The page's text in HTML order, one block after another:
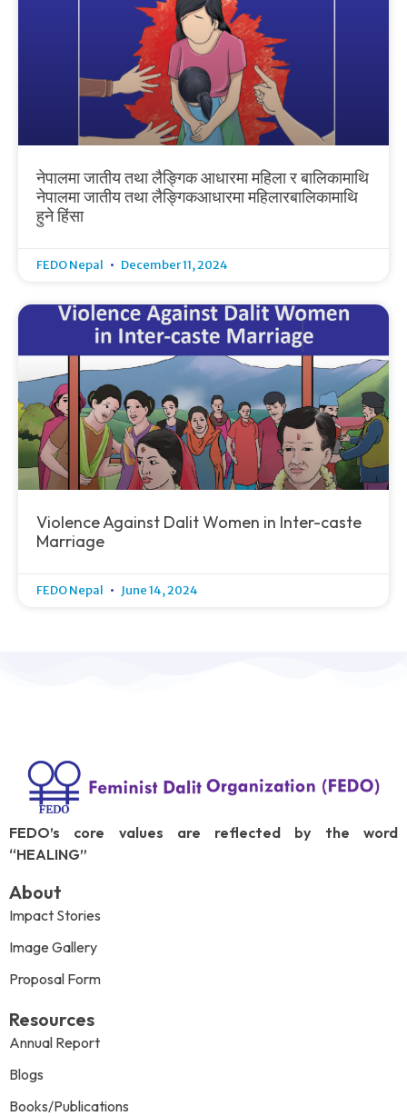
नेपालमा जातीय तथा लैङ्गिक आधारमा महिला र बालिकामाथि
नेपालमा जातीय तथा लैङ्गिकआधारमा महिलारबालिकामाथि
हुने हिंसा
FEDO Nepal December 11, 2024
Violence Against Dalit Women in Inter-caste
Marriage
FEDO Nepal June 14, 2024
FEDO’s core values are reflected by the word
“HEALING”
About
Impact Stories
Image Gallery
Proposal Form
Resources
Annual Report
Blogs
Books/Publications